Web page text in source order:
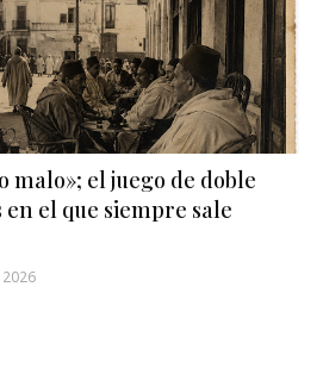
malo»; el juego de doble
el que siempre sale